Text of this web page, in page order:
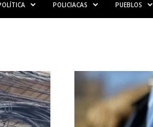
POLICIACAS PUEBLOS